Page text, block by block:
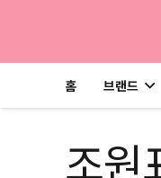
홈 브랜드
조원